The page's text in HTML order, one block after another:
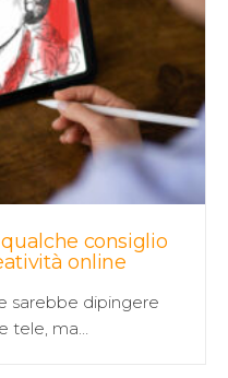
consiglio
online
sarebbe dipingere
tele, ma…